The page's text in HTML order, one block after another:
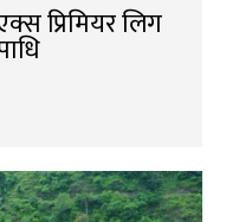
प्रिमियर लिग